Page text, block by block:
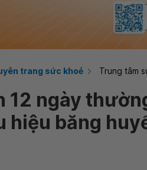
trang sức khoẻ Trung tâm
12 ngày
hiệu băng